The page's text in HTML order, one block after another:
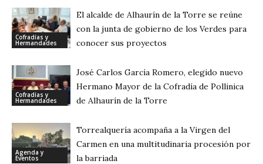
Cofradías y
Hermandades
El alcalde de Alhaurín de la Torre se reúne
con la junta de gobierno de los Verdes para
conocer sus proyectos
Cofradías y
Hermandades
José Carlos García Romero, elegido nuevo
Hermano Mayor de la Cofradía de Pollinica
de Alhaurín de la Torre
Agenda y
Eventos
Torrealquería acompaña a la Virgen del
Carmen en una multitudinaria procesión por
la barriada